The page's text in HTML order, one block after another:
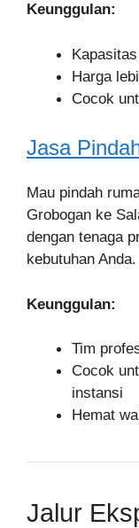
Keunggulan:
Harga
Cocok
Jasa
Mau pindah
Grobogan ke
dengan tenaga
kebutuhan Anda.
Keunggulan:
Tim
Cocok
instansi
Hemat
Jalur